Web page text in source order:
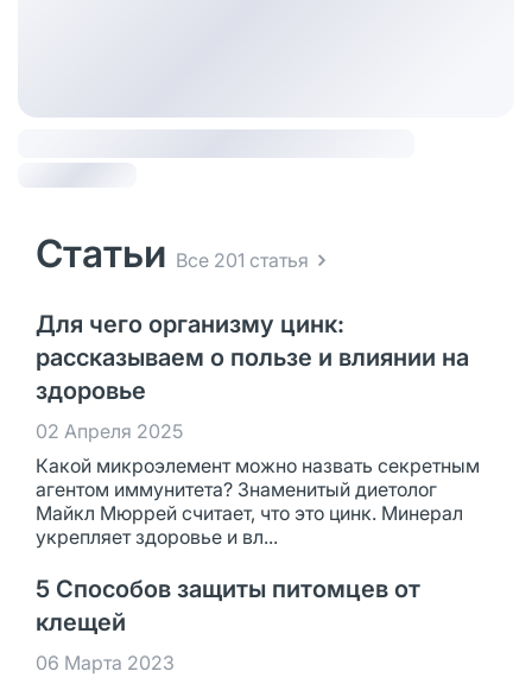
Статьи Все 201 статья
Для чего организму цинк:
рассказываем о пользе и влиянии на
здоровье
02 Апреля 2025
Какой микроэлемент можно назвать секретным
агентом иммунитета? Знаменитый диетолог
Майкл Мюррей считает, что это цинк. Минерал
укрепляет здоровье и вл...
5 Способов защиты питомцев от
клещей
06 Марта 2023